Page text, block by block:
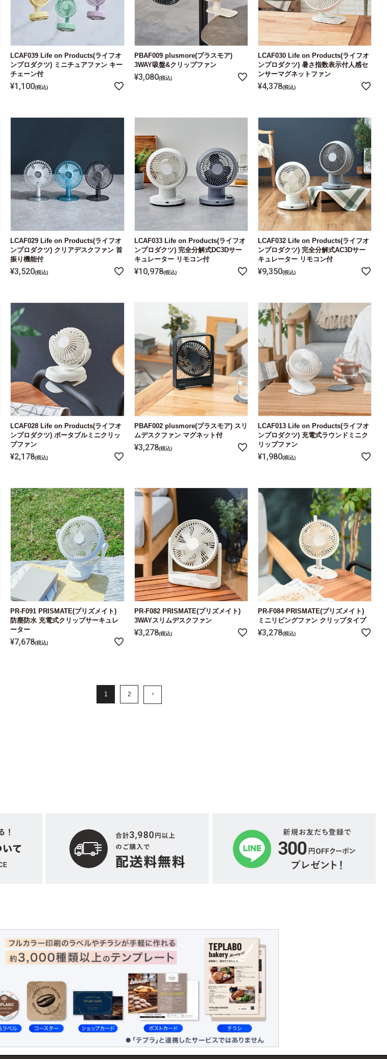
LCAF039 Life on Products(ライフオ
ンプロダクツ) ミニチュアファン キー
チェーン付
¥1,100 税込
PBAF009 plusmore(プラスモア)
3WAY吸盤&クリップファン
¥3,080 税込
LCAF030 Life on Products(ライフオ
ンプロダクツ) 暑さ指数表示付人感セ
ンサーマグネットファン
¥4,378 税込
LCAF029 Life on Products(ライフオ
ンプロダクツ) クリアデスクファン 首
振り機能付
¥3,520 税込
LCAF033 Life on Products(ライフオ
ンプロダクツ) 完全分解式DC3Dサー
キュレーター リモコン付
¥10,978 税込
LCAF032 Life on Products(ライフオ
ンプロダクツ) 完全分解式AC3Dサー
キュレーター リモコン付
¥9,350 税込
LCAF028 Life on Products(ライフオ
ンプロダクツ) ポータブルミニクリッ
プファン
¥2,178 税込
PBAF002 plusmore(プラスモア) スリ
ムデスクファン マグネット付
¥3,278 税込
LCAF013 Life on Products(ライフオ
ンプロダクツ) 充電式ラウンドミニク
リップファン
¥1,980 税込
PR-F091 PRISMATE(プリズメイト)
防塵防水 充電式クリップサーキュレ
ーター
¥7,678 税込
PR-F082 PRISMATE(プリズメイト)
3WAYスリムデスクファン
¥3,278 税込
PR-F084 PRISMATE(プリズメイト)
ミニリビングファン クリップタイプ
¥3,278 税込
1 2